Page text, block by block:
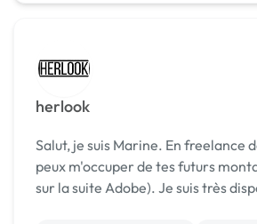
herlook
Salut, je suis Marine. En freelance
peux m'occuper de tes futurs
sur la suite Adobe). Je suis très